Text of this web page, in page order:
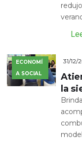
ECONOMÍ
A SOCIAL
31/12/
la